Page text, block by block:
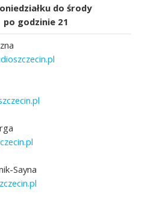
do środy
po godzinie 21
Sayna